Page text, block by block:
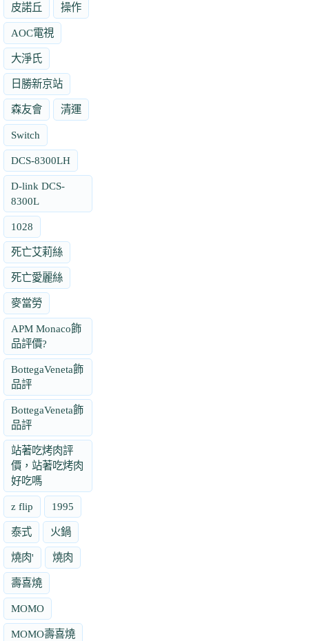
皮諾丘 操作
AOC電視
大淨氏
日勝新京站
森友會 清運
Switch
DCS-8300LH
D-link DCS-
8300L
1028
死亡艾莉絲
死亡愛麗絲
麥當勞
APM Monaco飾
品評價?
BottegaVeneta飾
品評
BottegaVeneta飾
品評
站著吃烤肉評
價，站著吃烤肉
好吃嗎
z flip 1995
泰式 火鍋
燒肉' 燒肉
壽喜燒
MOMO
MOMO壽喜燒